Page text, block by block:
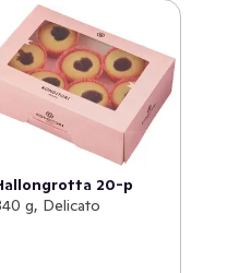
20-p
g, Delicato